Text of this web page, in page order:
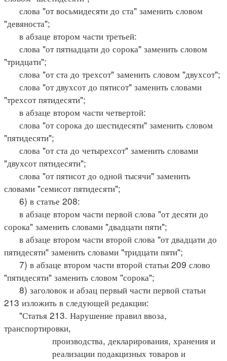
слова "от восьмидесяти до ста" заменить словом
"девяноста";
в абзаце втором части третьей:
слова "от пятнадцати до сорока" заменить словом
"тридцати";
слова "от ста до трехсот" заменить словом "двухсот";
слова "от двухсот до пятисот" заменить словами
"трехсот пятидесяти";
в абзаце втором части четвертой:
слова "от сорока до шестидесяти" заменить словом
"пятидесяти";
слова "от ста до четырехсот" заменить словами
"двухсот пятидесяти";
слова "от пятисот до одной тысячи" заменить
словами "семисот пятидесяти";
6) в статье 208:
в абзаце втором части первой слова "от десяти до
сорока" заменить словами "двадцати пяти";
в абзаце втором части второй слова "от двадцати до
пятидесяти" заменить словами "тридцати пяти";
7) в абзаце втором части второй статьи 209 слово
"пятидесяти" заменить словом "сорока";
8) заголовок и абзац первый части первой статьи
213 изложить в следующей редакции:
"Статья 213. Нарушение правил ввоза,
транспортировки,
производства, декларирования, хранения и
реализации подакцизных товаров и